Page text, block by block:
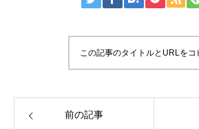
この記事のタイトルとURLをコ
前の記事